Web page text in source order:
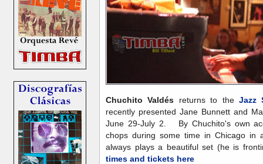
Chuchito Valdés returns to theJazz
recently presented Jane Bunnett and
June 29-July 2. By Chuchito's own
chops during some time in Chicago in
always plays a beautiful set (he is
times and tickets here